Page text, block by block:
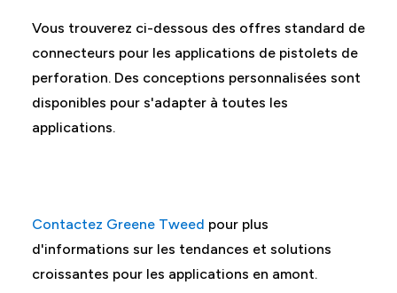
Vous trouverez ci-dessous des offres standard de
connecteurs pour les applications de pistolets de
perforation. Des conceptions personnalisées sont
disponibles pour s'adapter à toutes les
applications.
Contactez Greene Tweed pour plus
d'informations sur les tendances et solutions
croissantes pour les applications en amont.